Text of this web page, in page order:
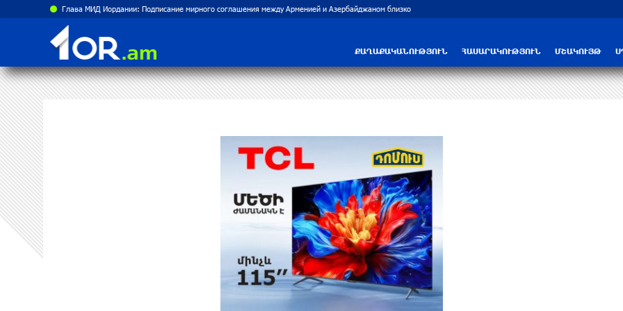
Рост цен на продукты в Армении ускорился до 8,6%: ЕАБР
ՔԱՂԱՔԱԿԱՆՈՒԹՅՈՒՆ ՀԱՍԱՐԱԿՈՒԹՅՈՒՆ ՄՇԱԿՈՒՅԹ